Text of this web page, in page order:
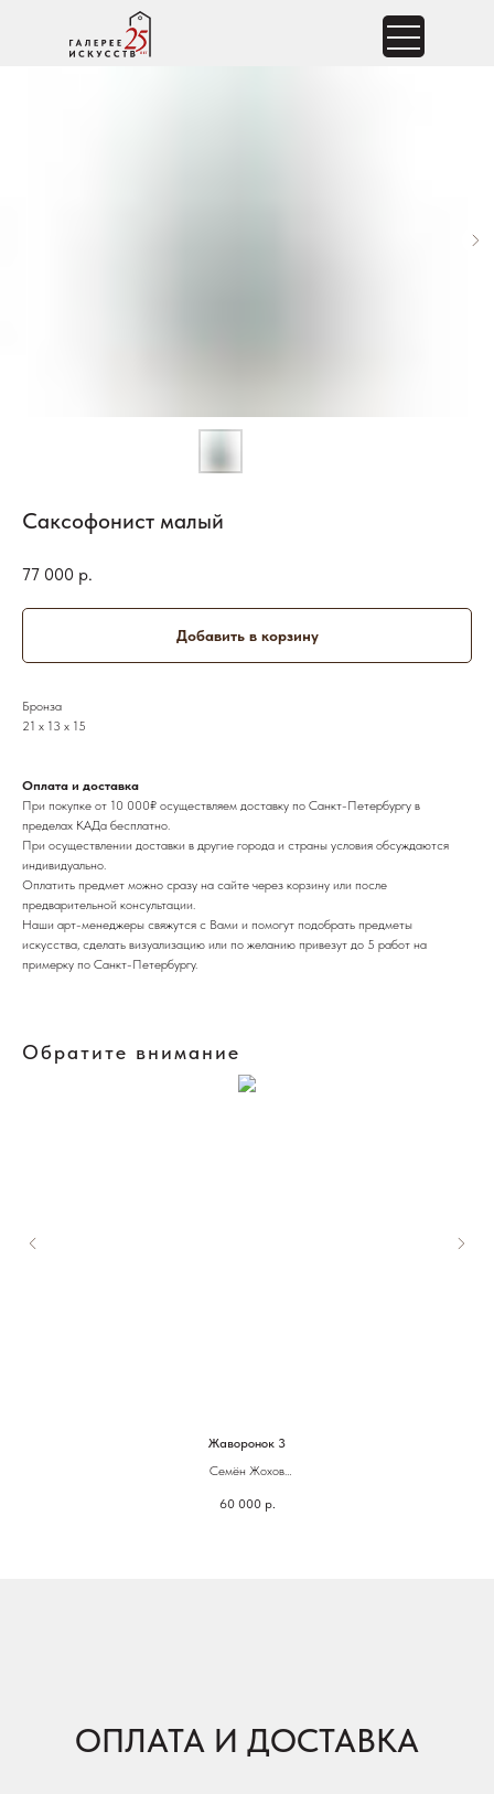
Саксофонист малый
77 000 р.
Добавить в корзину
Бронза
21 х 13 х 15
Оплата и доставка
При покупке от 10 000₽ осуществляем доставку по Санкт-Петербургу в
пределах КАДа бесплатно.
При осуществлении доставки в другие города и страны условия обсуждаются
индивидуально.
Оплатить предмет можно сразу на сайте через корзину или после
предварительной консультации.
Наши арт-менеджеры свяжутся с Вами и помогут подобрать предметы
искусства, сделать визуализацию или по желанию привезут до 5 работ на
примерку по Санкт-Петербургу.
Обратите внимание
Жаворонок 3
Семён Жохов
14 х 10 см
60 000 р.
ОПЛАТА И ДОСТАВКА